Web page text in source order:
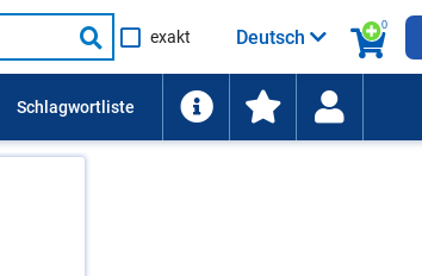
Suche
starten
exakt
0
Deutsch